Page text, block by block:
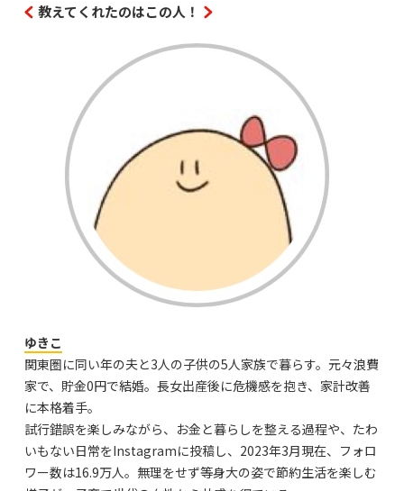
教えてくれたのはこの人！
ゆきこ
関東圏に同い年の夫と3人の子供の5人家族で暮らす。元々浪費
家で、貯金0円で結婚。長女出産後に危機感を抱き、家計改善
に本格着手。
試行錯誤を楽しみながら、お金と暮らしを整える過程や、たわ
いもない日常をInstagramに投稿し、2023年3月現在、フォロ
ワー数は16.9万人。無理をせず等身大の姿で節約生活を楽しむ